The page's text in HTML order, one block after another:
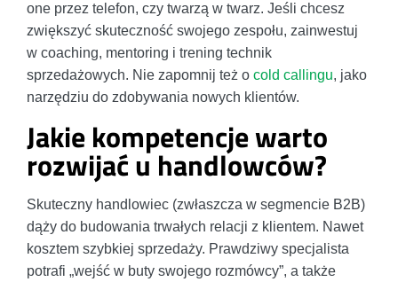
one przez telefon, czy twarzą w twarz. Jeśli chcesz
zwiększyć skuteczność swojego zespołu, zainwestuj
w coaching, mentoring i trening technik
sprzedażowych. Nie zapomnij też o cold callingu, jako
narzędziu do zdobywania nowych klientów.
Jakie kompetencje warto
rozwijać u handlowców?
Skuteczny handlowiec (zwłaszcza w segmencie B2B)
dąży do budowania trwałych relacji z klientem. Nawet
kosztem szybkiej sprzedaży. Prawdziwy specjalista
potrafi „wejść w buty swojego rozmówcy”, a także